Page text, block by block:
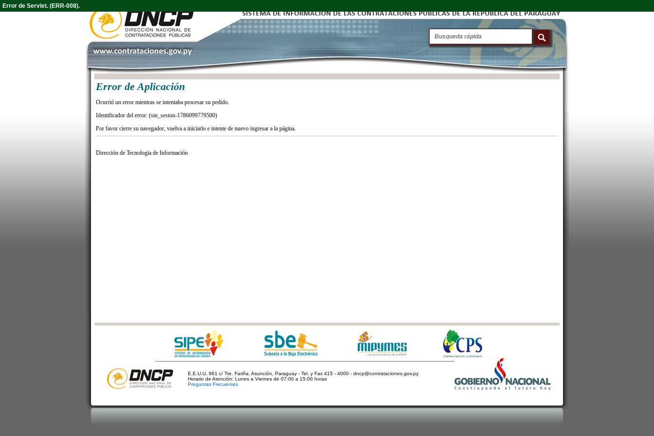
Error de Servlet. (ERR-008).
Error de Aplicación
Ocurrió un error mientras se intentaba procesar su pedido.
Identificador del error: (sin_sesion-1786099779500)
Por favor cierre su navegador, vuelva a iniciarlo e intente de nuevo ingresar a la página.
Dirección de Tecnología de Información
E.E.U.U. 961 c/ Tte. Fariña. Asunción, Paraguay - Tel. y Fax 415 - 4000 - dncp@contrataciones.gov.py
Horario de Atención: Lunes a Viernes de 07:00 a 15:00 horas
Preguntas Frecuentes